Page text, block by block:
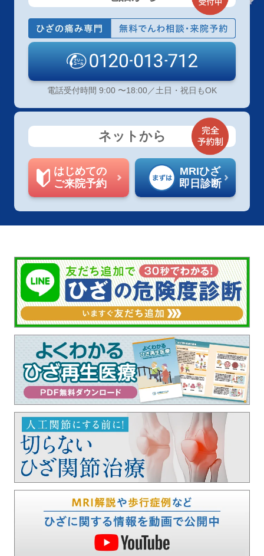
電話受付時間 9:00 〜18:00／土日・祝日もOK
ネットから
はじめての
ご来院予約
MRIひざ
即日診断